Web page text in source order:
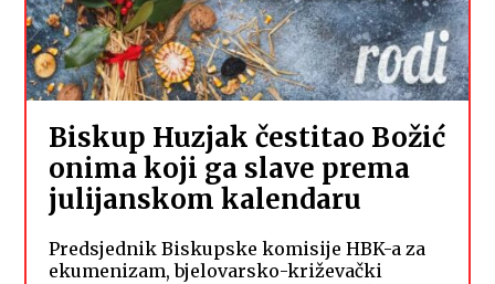
Biskup Huzjak čestitao Božić
onima koji ga slave prema
julijanskom kalendaru
Predsjednik Biskupske komisije HBK-a za
ekumenizam, bjelovarsko-križevački